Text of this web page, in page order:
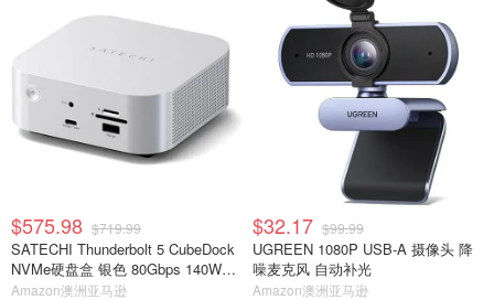
$575.98 $719.99
SATECHI Thunderbolt 5 CubeDock
NVMe硬盘盒 银色 80Gbps 140W扩
展坞
Amazon澳洲亚马逊
$32.17 $99.99
UGREEN 1080P USB-A 摄像头 降
噪麦克风 自动补光
Amazon澳洲亚马逊